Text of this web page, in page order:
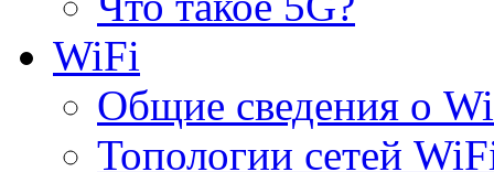
WiFi
Общие сведения о
Топологии сетей